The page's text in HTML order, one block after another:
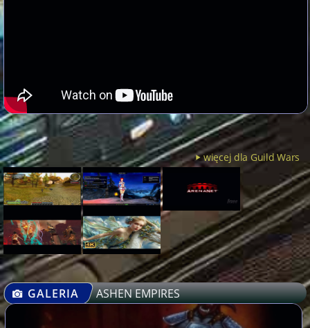
więcej dla Guild Wars
GALERIA ASHEN EMPIRES